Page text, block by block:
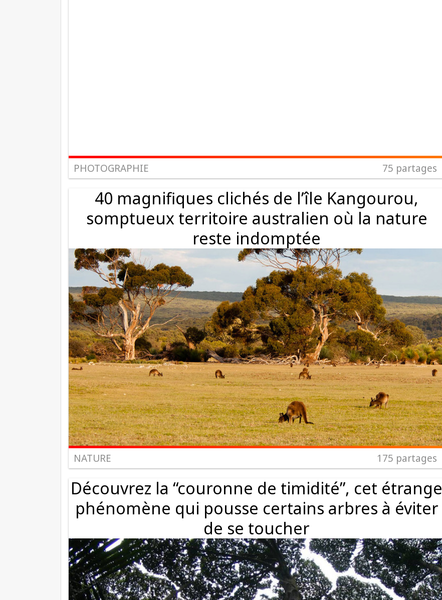
PHOTOGRAPHIE 75 partages
40 magnifiques clichés de l’île Kangourou,
somptueux territoire australien où la nature
reste indomptée
NATURE 175 partages
Découvrez la “couronne de timidité”, cet étrange
phénomène qui pousse certains arbres à éviter
de se toucher